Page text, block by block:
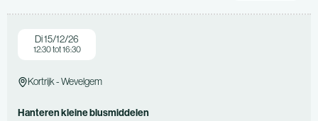
Di 15/12/26
12:30 tot 16:30
Kortrijk - Wevelgem
Hanteren kleine blusmiddelen